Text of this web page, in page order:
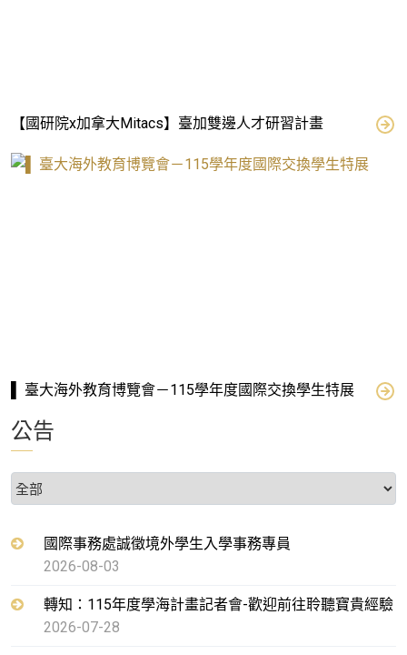
【國研院x加拿大Mitacs】臺加雙邊人才研習計畫
▌ 臺大海外教育博覽會－115學年度國際交換學生特展
公告
國際事務處誠徵境外學生入學事務專員
2026-08-03
轉知：115年度學海計畫記者會-歡迎前往聆聽寶貴經驗
2026-07-28